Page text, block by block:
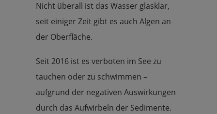
Nicht überall ist das Wasser glasklar,
seit einiger Zeit gibt es auch Algen an
der Oberfläche.
Seit 2016 ist es verboten im See zu
tauchen oder zu schwimmen –
aufgrund der negativen Auswirkungen
durch das Aufwirbeln der Sedimente.